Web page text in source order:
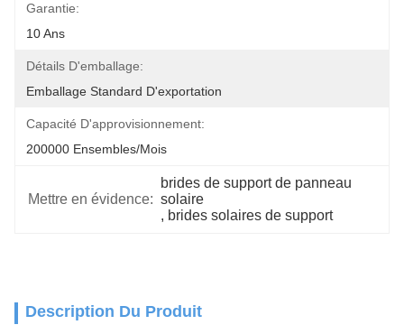
Garantie:
10 Ans
Détails D'emballage:
Emballage Standard D'exportation
Capacité D'approvisionnement:
200000 Ensembles/mois
Mettre en évidence:
brides de support de panneau
solaire
, brides solaires de support
Description Du Produit